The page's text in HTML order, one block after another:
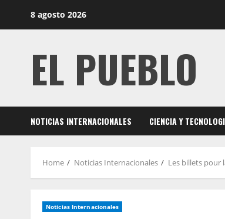
8 agosto 2026
EL PUEBLO
NOTICIAS INTERNACIONALES CIENCIA Y
Home Noticias Internacionales Les billets pour
Noticias Internacionales